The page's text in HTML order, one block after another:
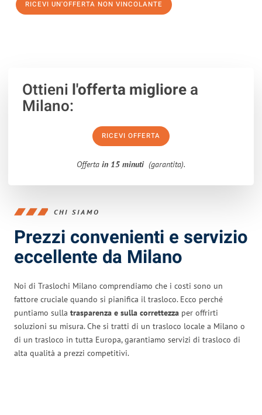
RICEVI UN'OFFERTA NON VINCOLANTE
Ottieni l'offerta migliorea
Milano:
RICEVI OFFERTA
Offerta in 15 minuti (garantita).
CHI SIAMO
Prezzi convenienti e servizio
eccellente da Milano
Noi di Traslochi Milano comprendiamo che i costi sono un
fattore cruciale quando si pianifica il trasloco. Ecco perché
puntiamo sulla trasparenza e sulla correttezza per offrirti
soluzioni su misura. Che si tratti di un trasloco locale a Milano o
di un trasloco in tutta Europa, garantiamo servizi di trasloco di
alta qualità a prezzi competitivi.